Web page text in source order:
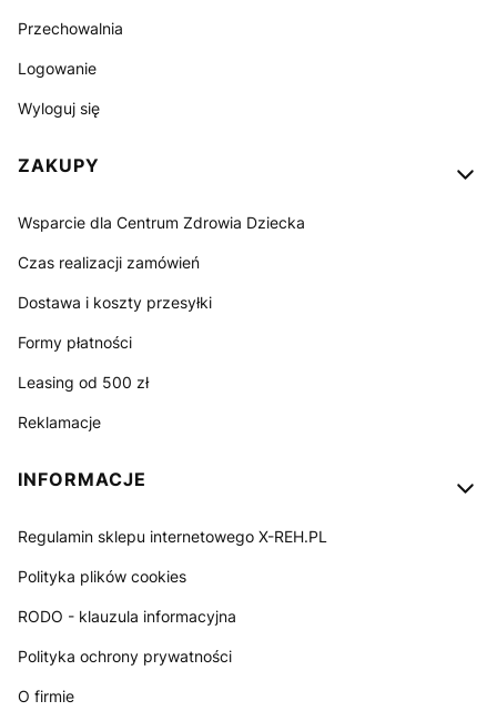
Przechowalnia
Logowanie
Wyloguj się
ZAKUPY
Wsparcie dla Centrum Zdrowia Dziecka
Czas realizacji zamówień
Dostawa i koszty przesyłki
Formy płatności
Leasing od 500 zł
Reklamacje
INFORMACJE
Regulamin sklepu internetowego X-REH.PL
Polityka plików cookies
RODO - klauzula informacyjna
Polityka ochrony prywatności
O firmie